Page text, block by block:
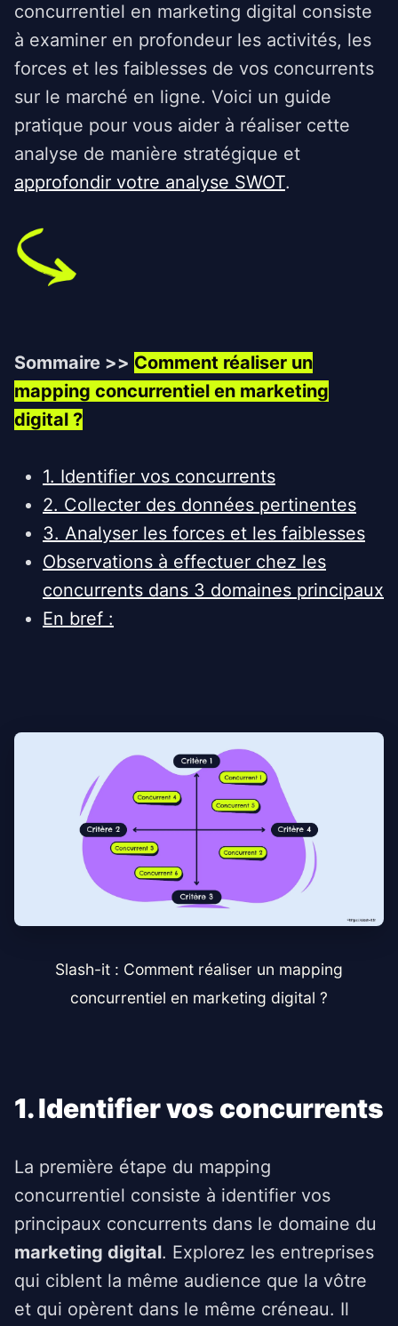
concurrentiel en marketing digital consiste
à examiner en profondeur les activités, les
forces et les faiblesses de vos concurrents
sur le marché en ligne. Voici un guide
pratique pour vous aider à réaliser cette
analyse de manière stratégique et
approfondir votre analyse SWOT.
Sommaire >> Comment réaliser un
mapping concurrentiel en marketing
digital ?
1. Identifier vos concurrents
2. Collecter des données pertinentes
3. Analyser les forces et les faiblesses
Observations à effectuer chez les
concurrents dans 3 domaines principaux
En bref :
Slash-it : Comment réaliser un mapping
concurrentiel en marketing digital ?
1. Identifier vos concurrents
La première étape du mapping
concurrentiel consiste à identifier vos
principaux concurrents dans le domaine du
marketing digital. Explorez les entreprises
qui ciblent la même audience que la vôtre
et qui opèrent dans le même créneau. Il